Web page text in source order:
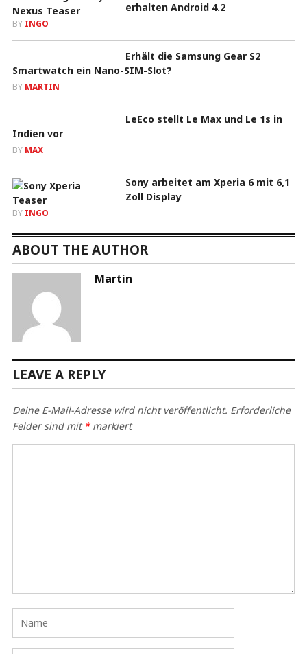
erhalten Android 4.2
BY INGO
Erhält die Samsung Gear S2
Smartwatch ein Nano-SIM-Slot?
BY MARTIN
LeEco stellt Le Max und Le 1s in
Indien vor
BY MAX
Sony arbeitet am Xperia 6 mit 6,1
Zoll Display
BY INGO
ABOUT THE AUTHOR
Martin
LEAVE A REPLY
Deine E-Mail-Adresse wird nicht veröffentlicht. Erforderliche
Felder sind mit *markiert